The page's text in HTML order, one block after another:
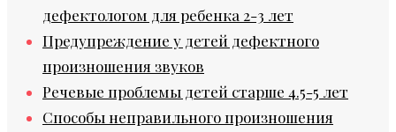
дефектологом для ребенка 2-3 лет
Предупреждение у детей дефектного
произношения звуков
Речевые проблемы детей старше 4.5-5 лет
Способы неправильного произношения